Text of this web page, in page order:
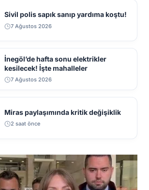
Sivil polis sapık sanıp yardıma koştu!
7 Ağustos 2026
İnegöl’de hafta sonu elektrikler
kesilecek! İşte mahalleler
7 Ağustos 2026
Miras paylaşımında kritik değişiklik
2 saat önce